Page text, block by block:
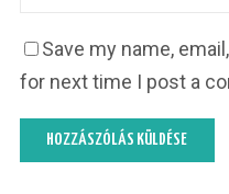
Save my name,
for next time I post a